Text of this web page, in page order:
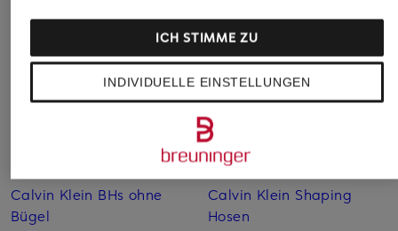
Weitere Kategorien
Calvin Klein Badehosen
Calvin Klein BHs ohne
Bügel
Calvin Klein Sale
Calvin Klein Shaping
Bodies
Calvin Klein Shaping
Hosen
INDIVIDUELLE EINSTELLUNGEN
ICH STIMME ZU